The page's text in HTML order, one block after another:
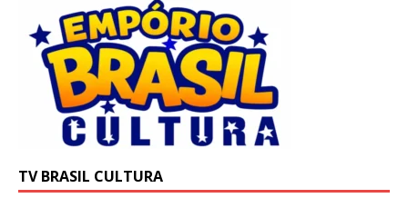
TV BRASIL CULTURA